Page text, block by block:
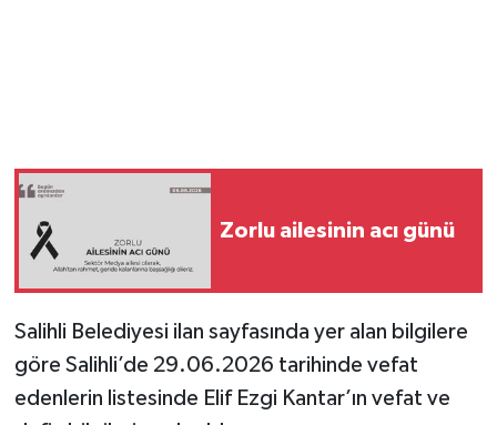
Zorlu ailesinin acı günü
Salihli Belediyesi ilan sayfasında yer alan bilgilere
göre Salihli’de 29.06.2026 tarihinde vefat
edenlerin listesinde Elif Ezgi Kantar’ın vefat ve
ÖZEL HABER